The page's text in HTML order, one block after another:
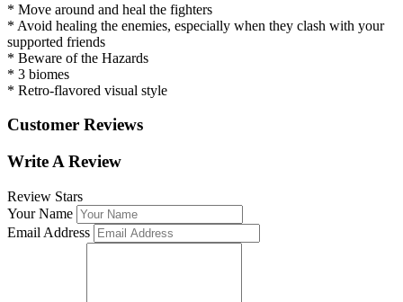
* Move around and heal the fighters
* Avoid healing the enemies, especially when they clash with your
supported friends
* Beware of the Hazards
* 3 biomes
* Retro-flavored visual style
Customer Reviews
Write A Review
Review Stars
Your Name
Email Address